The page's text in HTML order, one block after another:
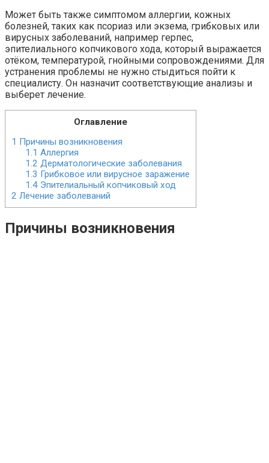
Может быть также симптомом аллергии, кожных
болезней, таких как псориаз или экзема, грибковых или
вирусных заболеваний, например герпес,
эпителиального копчикового хода, который выражается
отёком, температурой, гнойными сопровождениями. Для
устранения проблемы не нужно стыдиться пойти к
специалисту. Он назначит соответствующие анализы и
выберет лечение.
Оглавление
1 Причины возникновения
1.1 Аллергия
1.2 Дерматологические заболевания
1.3 Грибковое или вирусное заражение
1.4Эпителиальный копчиковый ход
2 Лечение заболеваний
Причины возникновения